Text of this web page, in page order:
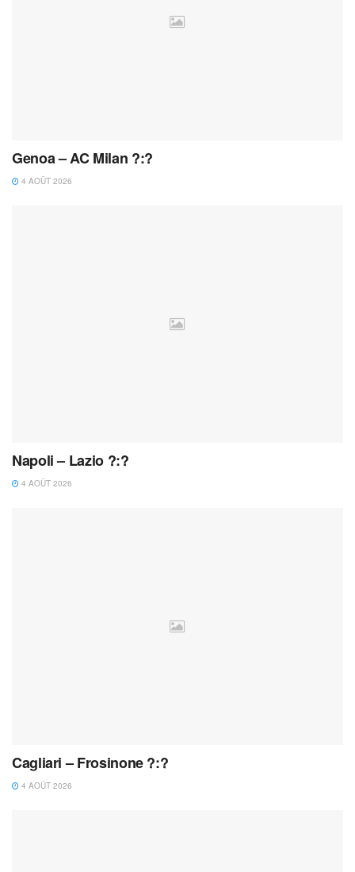
Genoa – AC Milan ?:?
4 AOÛT 2026
Napoli – Lazio ?:?
4 AOÛT 2026
Cagliari – Frosinone ?:?
4 AOÛT 2026